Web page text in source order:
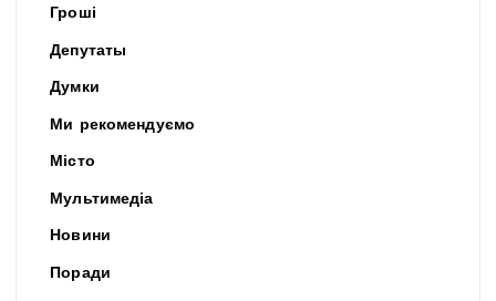
Гроші
Депутаты
Думки
Ми рекомендуємо
Місто
Мультимедіа
Новини
Поради